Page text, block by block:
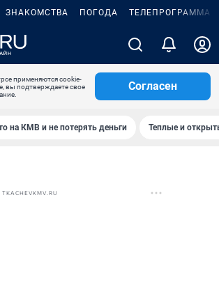
ЗНАКОМСТВА ПОГОДА ТЕЛЕПРОГРАММА
применяются cookie-
вы подтверждаете свое
Согласен
на КМВ и не потерять деньги Теплые и